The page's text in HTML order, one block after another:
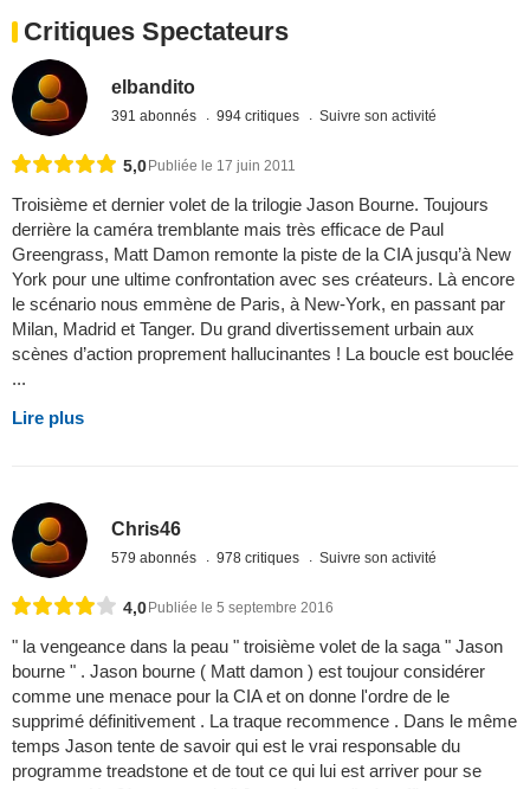
Critiques Spectateurs
elbandito
391 abonnés 994 critiques Suivre son activité
5,0Publiée le 17 juin 2011
Troisième et dernier volet de la trilogie Jason Bourne. Toujours
derrière la caméra tremblante mais très efficace de Paul
Greengrass, Matt Damon remonte la piste de la CIA jusqu’à New
York pour une ultime confrontation avec ses créateurs. Là encore
le scénario nous emmène de Paris, à New-York, en passant par
Milan, Madrid et Tanger. Du grand divertissement urbain aux
scènes d’action proprement hallucinantes ! La boucle est bouclée
...
Lire plus
Chris46
579 abonnés 978 critiques Suivre son activité
4,0 Publiée le 5 septembre 2016
" la vengeance dans la peau " troisième volet de la saga " Jason
bourne " . Jason bourne ( Matt damon ) est toujour considérer
comme une menace pour la CIA et on donne l'ordre de le
supprimé définitivement . La traque recommence . Dans le même
temps Jason tente de savoir qui est le vrai responsable du
programme treadstone et de tout ce qui lui est arriver pour se